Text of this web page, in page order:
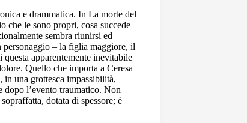
e drammatica. In La morte del
che le sono propri, cosa succede
sembra riunirsi ed
personaggio – la figlia maggiore, il
apparentemente inevitabile
Quello che importa a Ceresa
una grottesca impassibilità,
dopo l’evento traumatico. Non
dotata di spessore; è